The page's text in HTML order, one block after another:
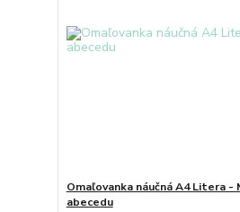
Omaľovanka náučná A4 Litera -
abecedu